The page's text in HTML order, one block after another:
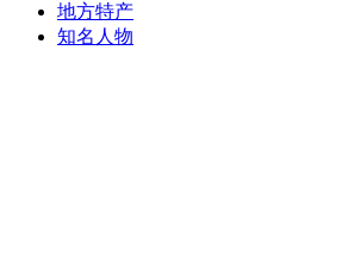
地方特产
知名人物